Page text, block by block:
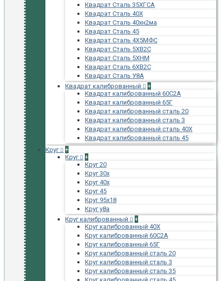
Квадрат Сталь 35ХГСА
Квадрат Сталь 40Х
Квадрат Сталь 40хн2ма
Квадрат Сталь 45
Квадрат Сталь 4Х5МФС
Квадрат Сталь 5ХВ2С
Квадрат Сталь 5ХНМ
Квадрат Сталь 6ХВ2С
Квадрат Сталь У8А
Квадрат калиброванный
+
Квадрат калиброванный 60С2А
Квадрат калиброванный 65Г
Квадрат калиброванный сталь 20
Квадрат калиброванный сталь 3
Квадрат калиброванный сталь 40Х
Квадрат калиброванный сталь 45
Круг
+
Круг
+
Круг 20
Круг 30х
Круг 40х
Круг 45
Круг 95х18
Круг у8а
Круг калиброванный
+
Круг калиброванный 40Х
Круг калиброванный 60С2А
Круг калиброванный 65Г
Круг калиброванный сталь 20
Круг калиброванный сталь 3
Круг калиброванный сталь 35